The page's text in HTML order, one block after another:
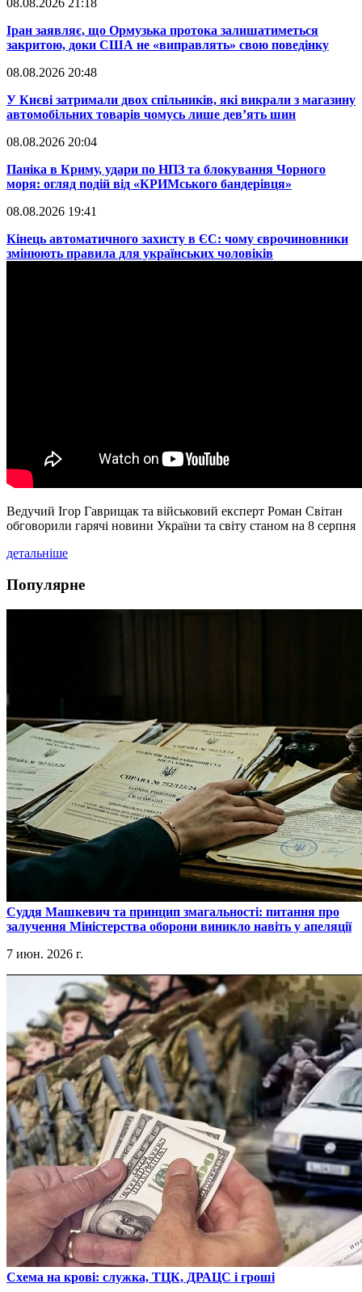
08.08.2026 21:18
​Іран заявляє, що Ормузька протока залишатиметься
закритою, доки США не «виправлять» свою поведінку
08.08.2026 20:48
​У Києві затримали двох спільників, які викрали з магазину
автомобільних товарів чомусь лише дев’ять шин
08.08.2026 20:04
Паніка в Криму, удари по НПЗ та блокування Чорного
моря: огляд подій від «КРИМського бандерівця»
08.08.2026 19:41
​Кінець автоматичного захисту в ЄС: чому єврочиновники
змінюють правила для українських чоловіків
Ведучий Ігор Гаврищак та військовий експерт Роман Світан
обговорили гарячі новини України та світу станом на 8 серпня
детальніше
Популярне
​Суддя Машкевич та принцип змагальності: питання про
залучення Міністерства оборони виникло навіть у апеляції
7 июн. 2026 г.
​Схема на крові: служка, ТЦК, ДРАЦС і гроші